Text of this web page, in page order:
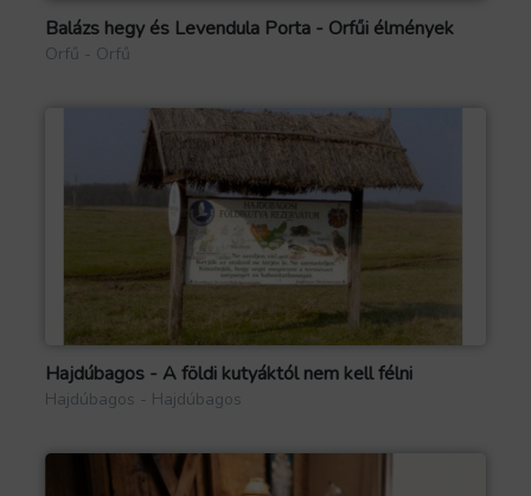
Balázs hegy és Levendula Porta - Orfűi élmények
Orfű - Orfű
Hajdúbagos - A földi kutyáktól nem kell félni
Hajdúbagos - Hajdúbagos